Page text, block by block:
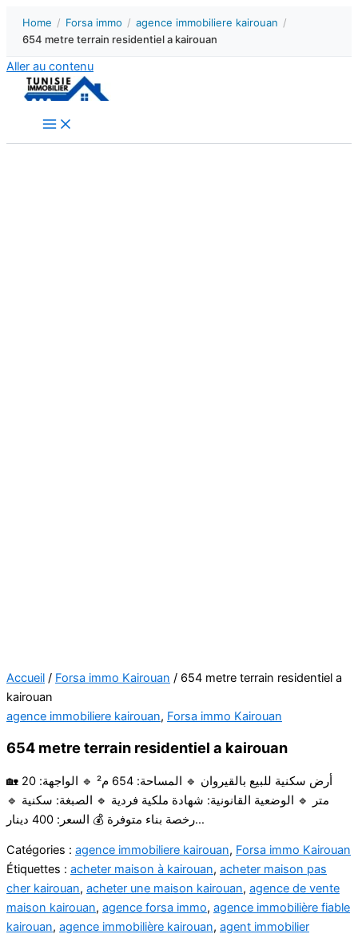
Home / Forsa immo / agence immobiliere kairouan /
654 metre terrain residentiel a kairouan
Aller au contenu
Accueil / Forsa immo Kairouan / 654 metre terrain residentiel a
kairouan
agence immobiliere kairouan, Forsa immo Kairouan
654 metre terrain residentiel a kairouan
🏡 أرض سكنية للبيع بالقيروان 🔹 المساحة: 654 م² 🔹 الواجهة: 20
متر 🔹 الوضعية القانونية: شهادة ملكية فردية 🔹 الصبغة: سكنية 🔹
رخصة بناء متوفرة 💰 السعر: 400 دينار…
Catégories : agence immobiliere kairouan, Forsa immo Kairouan
Étiquettes : acheter maison à kairouan, acheter maison pas
cher kairouan, acheter une maison kairouan, agence de vente
maison kairouan, agence forsa immo, agence immobilière fiable
kairouan, agence immobilière kairouan, agent immobilier